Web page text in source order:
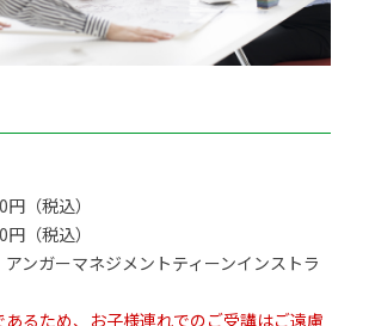
（税込）
（税込）
ンガーマネジメントティーンインストラ
るため、お子様連れでのご受講はご遠慮